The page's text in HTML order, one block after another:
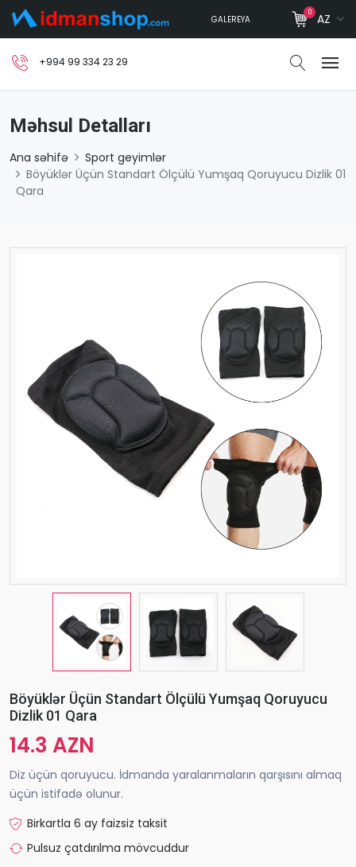
GALEREYA
0 AZ
+994 99 334 23 29
Məhsul Detalları
Ana səhifə
Sport geyimlər
Böyüklər Üçün Standart Ölçülü Yumşaq Qoruyucu Dizlik 01
Qara
Böyüklər Üçün Standart Ölçülü Yumşaq Qoruyucu
Dizlik 01 Qara
14.3 AZN
Diz üçün qoruyucu. İdmanda yaralanmaların qarşısını almaq
üçün istifadə olunur.
Birkartla 6 ay faizsiz taksit
Pulsuz çatdırılma mövcuddur